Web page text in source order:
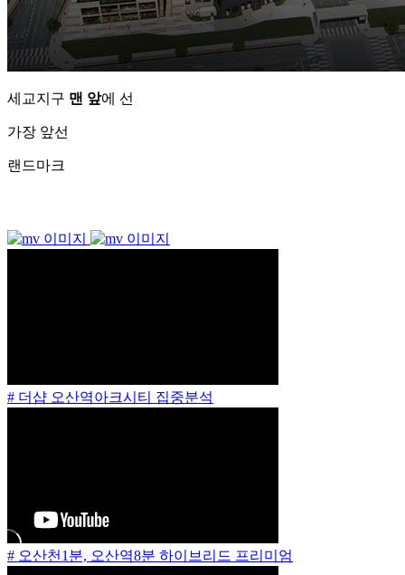
세교지구 맨 앞에 선
가장 앞선
랜드마크
# 더샵 오산역아크시티 집중분석
# 오산천1분, 오산역8분 하이브리드 프리미엄